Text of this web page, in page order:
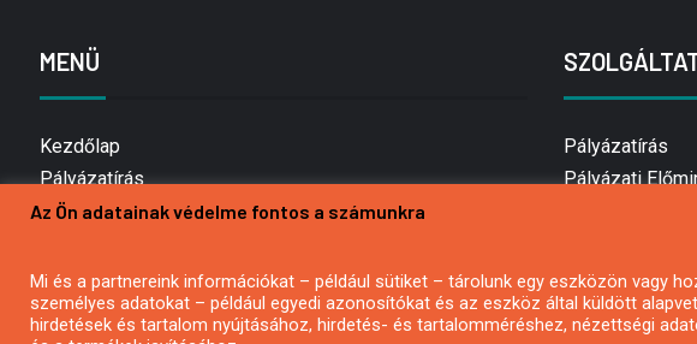
MENÜ
Kezdőlap
Pályázatírás
Bemutatkozás
Hírlevél feliratkozás
Impresszum
Pályázatírás
Pályázati
Pályázatírás
Az Ön adatainak védelme fontos a számunkra
Mi és a partnereink információkat – például sütiket – tárolunk egy eszközön vagy
személyes adatokat – például egyedi azonosítókat és az eszköz által küldött
hirdetések és tartalom nyújtásához, hirdetés- és tartalomméréshez, nézettségi